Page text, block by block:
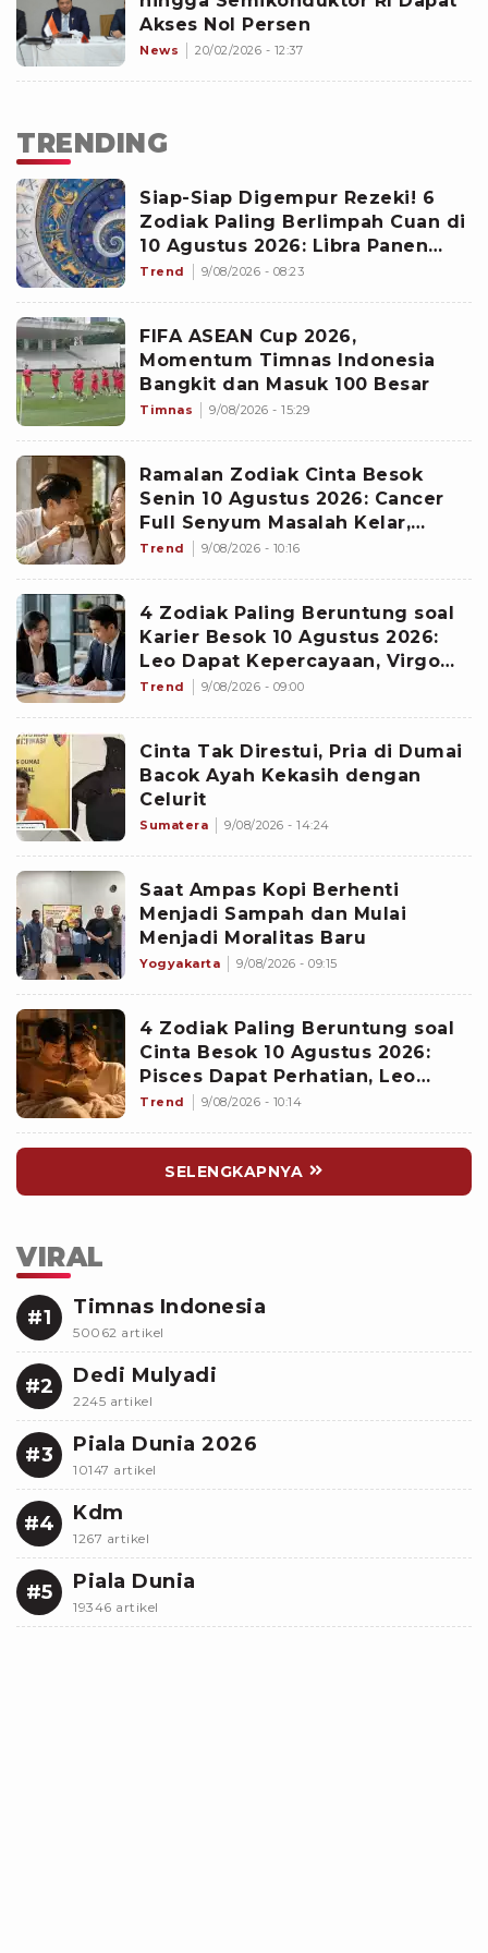
Akses Nol Persen
News 20/02/2026 - 12:37
TRENDING
Siap-Siap Digempur Rezeki! 6
Zodiak Paling Berlimpah Cuan di
10 Agustus 2026: Libra Panen
Proyek Emas
Trend 9/08/2026 - 08:23
FIFA ASEAN Cup 2026,
Momentum Timnas Indonesia
Bangkit dan Masuk 100 Besar
Timnas 9/08/2026 - 15:29
Ramalan Zodiak Cinta Besok
Senin 10 Agustus 2026: Cancer
Full Senyum Masalah Kelar,
Scorpio Awas Terprovokasi
Trend 9/08/2026 - 10:16
4 Zodiak Paling Beruntung soal
Karier Besok 10 Agustus 2026:
Leo Dapat Kepercayaan, Virgo
Makin Diperhitungkan
Trend 9/08/2026 - 09:00
Cinta Tak Direstui, Pria di Dumai
Bacok Ayah Kekasih dengan
Celurit
Sumatera 9/08/2026 - 14:24
Saat Ampas Kopi Berhenti
Menjadi Sampah dan Mulai
Menjadi Moralitas Baru
Yogyakarta 9/08/2026 - 09:15
4 Zodiak Paling Beruntung soal
Cinta Besok 10 Agustus 2026:
Pisces Dapat Perhatian, Leo
Makin Dekat dengan Si Dia
Trend 9/08/2026 - 10:14
SELENGKAPNYA
VIRAL
#1 Timnas Indonesia
50062 artikel
#2 Dedi Mulyadi
2245 artikel
#3 Piala Dunia 2026
10147 artikel
#4 Kdm
1267 artikel
#5 Piala Dunia
19346 artikel